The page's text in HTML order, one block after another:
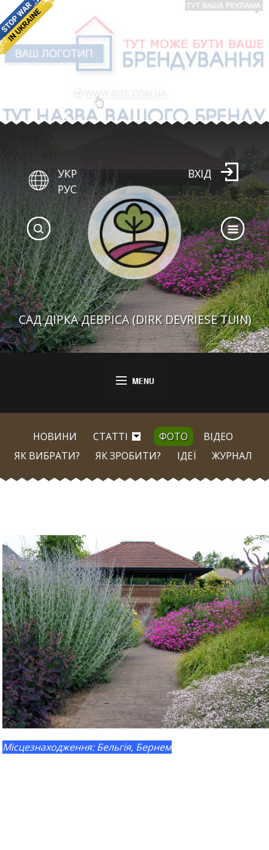
САД ДІРКА ДЕВРІСА (DIRK DEVRIESE TUIN)
УКР
РУС
ВХІД
НОВИНИ СТАТТІ ФОТО
ВІДЕО
ЯК ВИБРАТИ?
ЯК ЗРОБИТИ? ІДЕЇ ЖУРНАЛ
Місцезнаходження: Бельгія, Бернем